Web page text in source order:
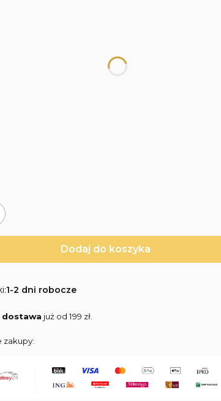
aby dodać produkt do koszyka
Dodaj do koszyka
1-2 dni robocze
dostawa już od 199 zł.
zakupy: